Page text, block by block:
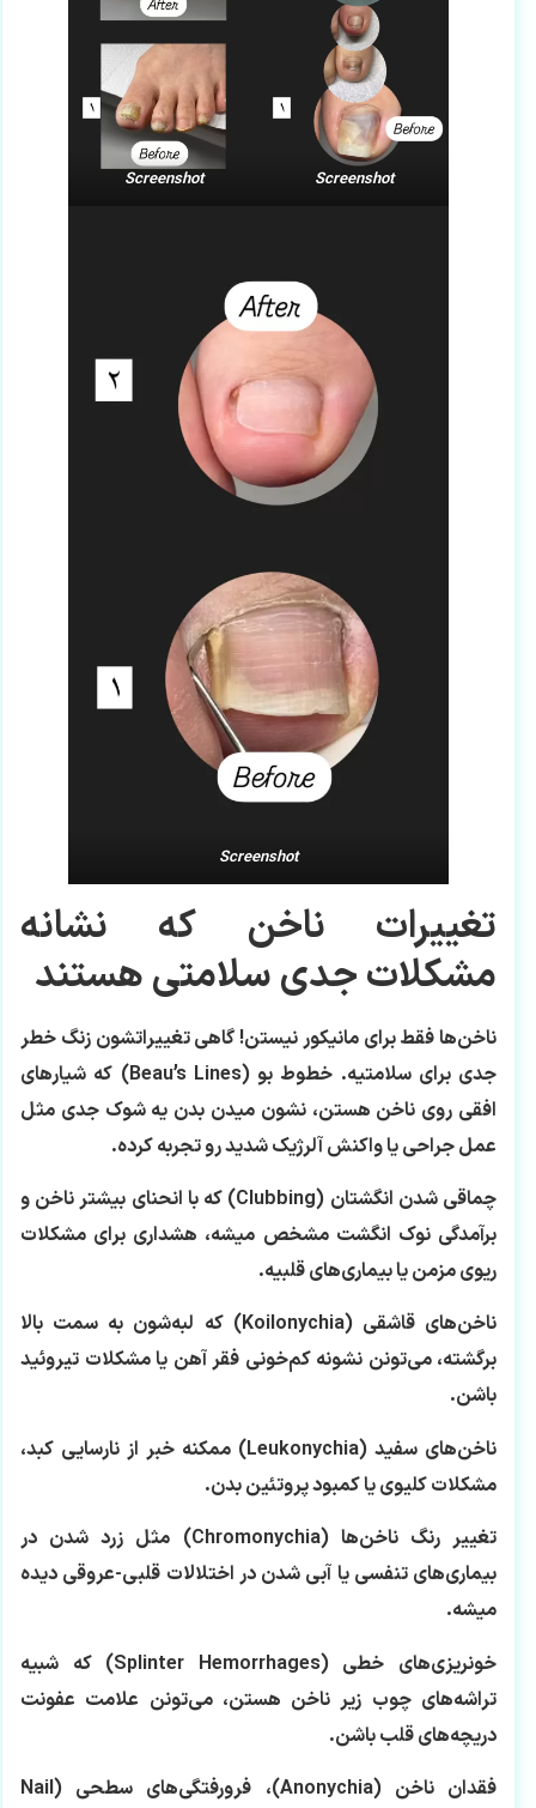
Screenshot
Screenshot
Screenshot
تغییرات ناخن که نشانه
مشکلات جدی سلامتی هستند
ناخن‌ها فقط برای مانیکور نیستن! گاهی تغییراتشون زنگ خطر
جدی برای سلامتیه. خطوط بو (Beau’s Lines) که شیارهای
افقی روی ناخن هستن، نشون میدن بدن یه شوک جدی مثل
عمل جراحی یا واکنش آلرژیک شدید رو تجربه کرده.
چماقی شدن انگشتان (Clubbing) که با انحنای بیشتر ناخن و
برآمدگی نوک انگشت مشخص میشه، هشداری برای مشکلات
ریوی مزمن یا بیماری‌های قلبیه.
ناخن‌های قاشقی (Koilonychia) که لبه‌شون به سمت بالا
برگشته، می‌تونن نشونه کم‌خونی فقر آهن یا مشکلات تیروئید
باشن.
ناخن‌های سفید (Leukonychia) ممکنه خبر از نارسایی کبد،
مشکلات کلیوی یا کمبود پروتئین بدن.
تغییر رنگ ناخن‌ها (Chromonychia) مثل زرد شدن در
بیماری‌های تنفسی یا آبی شدن در اختلالات قلبی-عروقی دیده
میشه.
خونریزی‌های خطی (Splinter Hemorrhages) که شبیه
تراشه‌های چوب زیر ناخن هستن، می‌تونن علامت عفونت
دریچه‌های قلب باشن.
فقدان ناخن (Anonychia)، فرورفتگی‌های سطحی (Nail